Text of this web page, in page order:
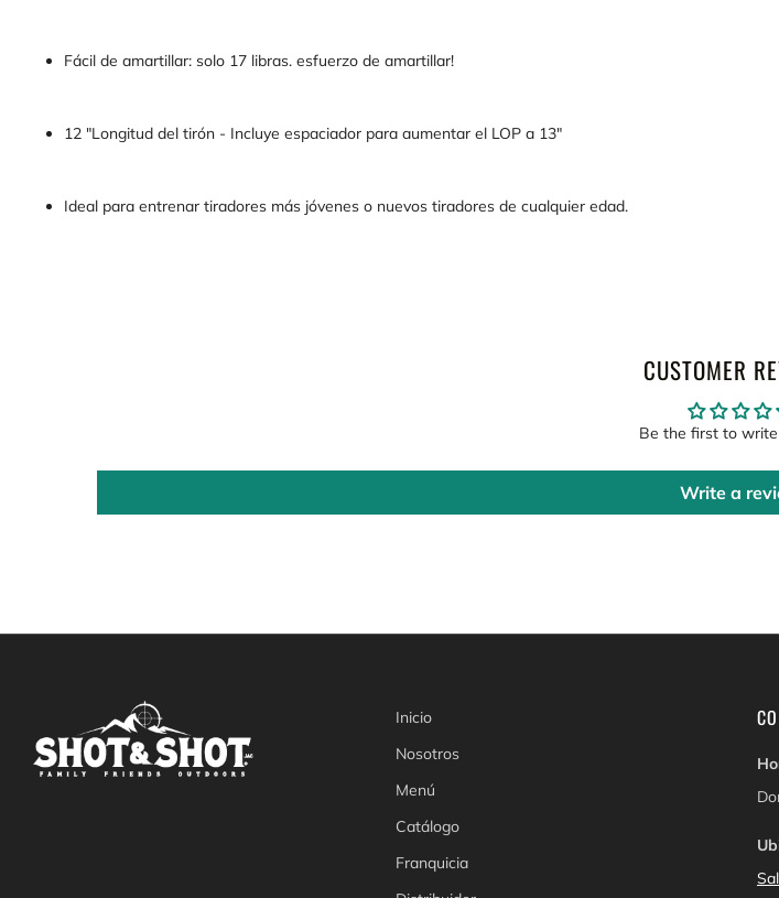
Fácil de amartillar: solo 17 libras. esfuerzo de amartillar!
12 "Longitud del tirón - Incluye espaciador para aumentar el LOP a 13"
Ideal para entrenar tiradores más jóvenes o nuevos tiradores de cualquier edad.
CUSTOMER
Be the first to
Write a
Inicio
Nosotros
Menú
Catálogo
Franquicia